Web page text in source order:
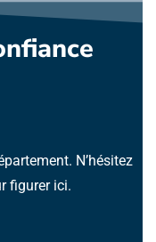
N’hésitez
figurer ici.